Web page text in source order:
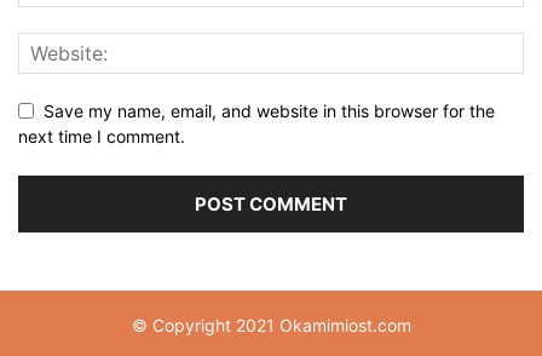
Save my name, email, and website in this browser for the
next time I comment.
© Copyright 2021 Okamimiost.com